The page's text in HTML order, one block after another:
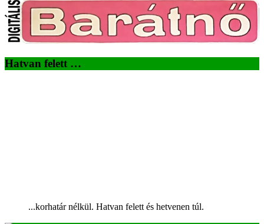
Hatvan felett …
...korhatár nélkül. Hatvan felett és hetvenen túl.